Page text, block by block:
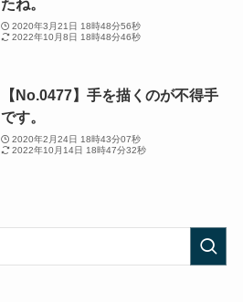
たね。
2020年3月21日 18時48分56秒
2022年10月8日 18時48分46秒
【No.0477】手を描くのが不得手
です。
2020年2月24日 18時43分07秒
2022年10月14日 18時47分32秒